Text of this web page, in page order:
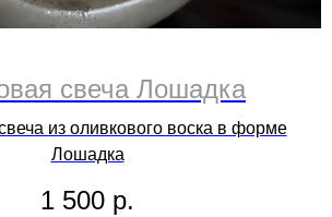
свеча Лошадка
из оливкового воска в форме
Лошадка
1 500 р.